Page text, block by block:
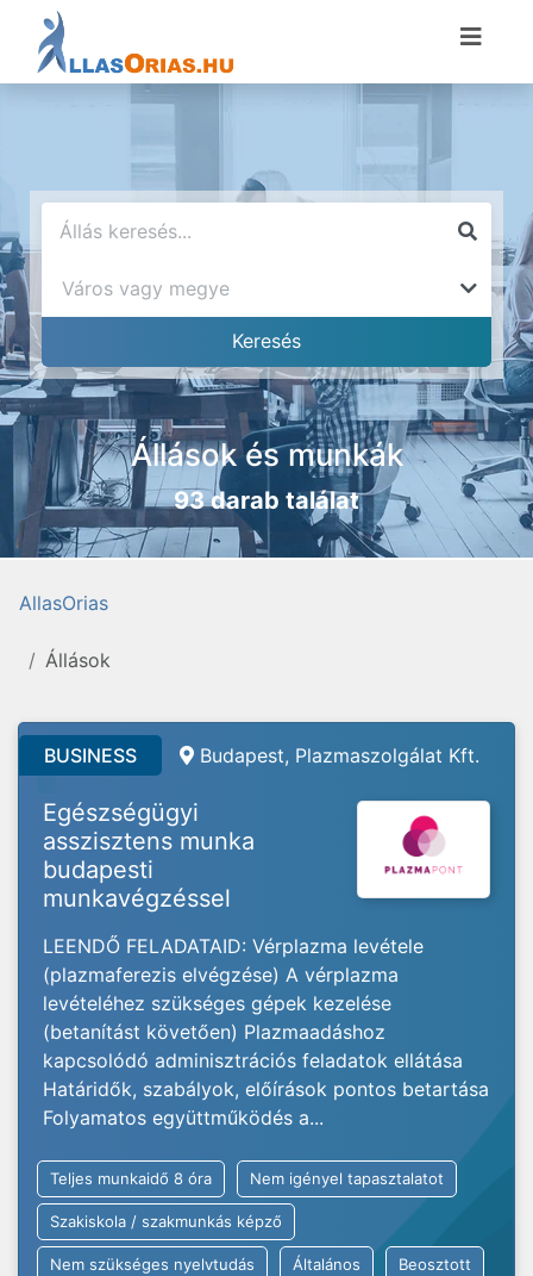
Állások és munkák
93 darab találat
AllasOrias
Állások
BUSINESS Budapest, Plazmaszolgálat Kft.
Egészségügyi
asszisztens munka
budapesti
munkavégzéssel
LEENDŐ FELADATAID: Vérplazma levétele
(plazmaferezis elvégzése) A vérplazma
levételéhez szükséges gépek kezelése
(betanítást követően) Plazmaadáshoz
kapcsolódó adminisztrációs feladatok ellátása
Határidők, szabályok, előírások pontos betartása
Folyamatos együttműködés a...
Teljes munkaidő 8 óra Nem igényel tapasztalatot
Szakiskola / szakmunkás képző
Nem szükséges nyelvtudás Általános Beosztott